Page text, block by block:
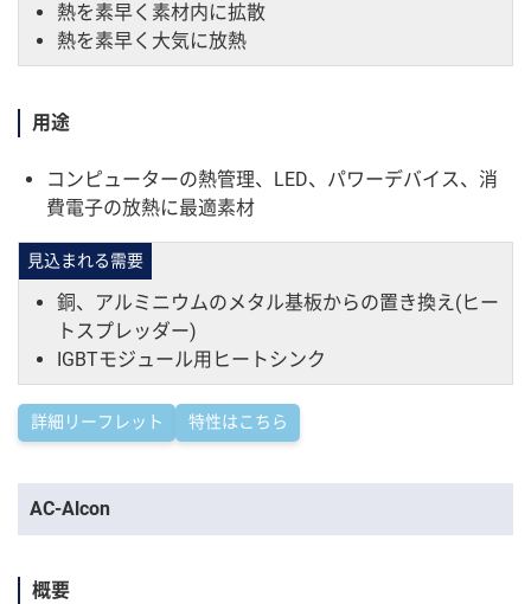
熱を素早く素材内に拡散
熱を素早く大気に放熱
用途
コンピューターの熱管理、LED、パワーデバイス、消
費電子の放熱に最適素材
見込まれる需要
銅、アルミニウムのメタル基板からの置き換え(ヒー
トスプレッダー)
IGBTモジュール用ヒートシンク
詳細リーフレット 特性はこちら
AC-Alcon
概要